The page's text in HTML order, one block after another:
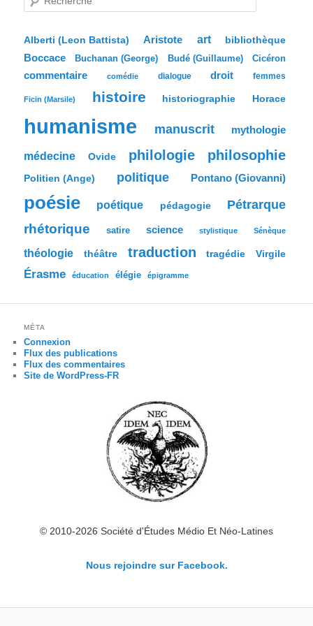
e
c
e
Alberti (Leon Battista) Aristote art bibliothèque
Boccace Buchanan (George) Budé (Guillaume) Cicéron
commentaire comédie dialogue droit femmes
Ficin (Marsile) histoire historiographie Horace
humanisme manuscrit mythologie
médecine Ovide philologie philosophie
Politien (Ange) politique Pontano (Giovanni)
poésie poétique pédagogie Pétrarque
rhétorique satire science stylistique Sénèque
théologie théâtre traduction tragédie Virgile
Érasme éducation élégie épigramme
MÉTA
Connexion
Flux des publications
Flux des commentaires
Site de WordPress-FR
© 2010-2026 Société d'Études Médio Et Néo-Latines
Nous rejoindre sur Facebook.